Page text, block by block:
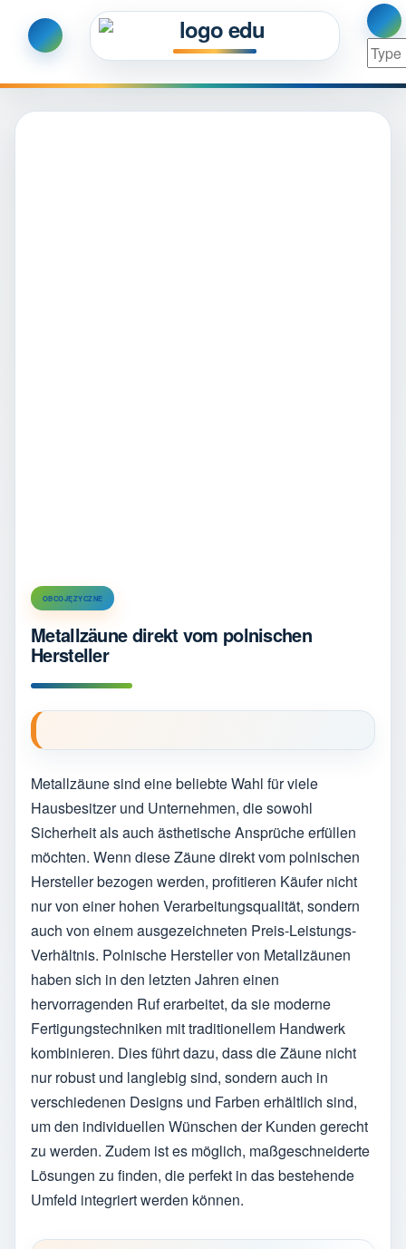
OBCOJĘZYCZNE
Metallzäune direkt vom polnischen
Hersteller
Metallzäune sind eine beliebte Wahl für viele
Hausbesitzer und Unternehmen, die sowohl
Sicherheit als auch ästhetische Ansprüche erfüllen
möchten. Wenn diese Zäune direkt vom polnischen
Hersteller bezogen werden, profitieren Käufer nicht
nur von einer hohen Verarbeitungsqualität, sondern
auch von einem ausgezeichneten Preis-Leistungs-
Verhältnis. Polnische Hersteller von Metallzäunen
haben sich in den letzten Jahren einen
hervorragenden Ruf erarbeitet, da sie moderne
Fertigungstechniken mit traditionellem Handwerk
kombinieren. Dies führt dazu, dass die Zäune nicht
nur robust und langlebig sind, sondern auch in
verschiedenen Designs und Farben erhältlich sind,
um den individuellen Wünschen der Kunden gerecht
zu werden. Zudem ist es möglich, maßgeschneiderte
Lösungen zu finden, die perfekt in das bestehende
Umfeld integriert werden können.